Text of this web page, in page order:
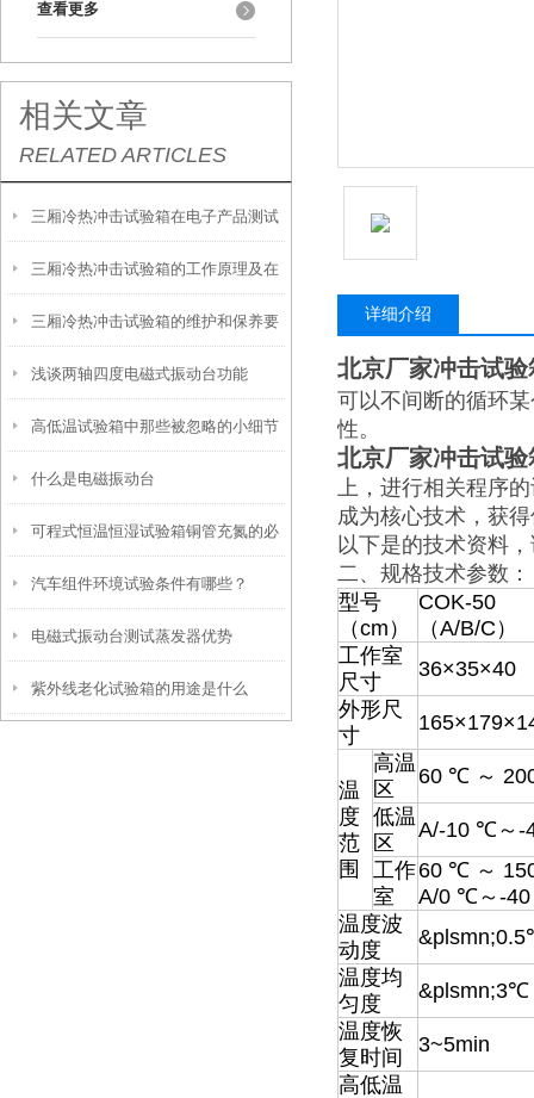
查看更多
相关文章
RELATED ARTICLES
三厢冷热冲击试验箱在电子产品测试
中的应用
三厢冷热冲击试验箱的工作原理及在
航空领域的应用
三厢冷热冲击试验箱的维护和保养要
点
浅谈两轴四度电磁式振动台功能
高低温试验箱中那些被忽略的小细节
什么是电磁振动台
可程式恒温恒湿试验箱铜管充氮的必
要性
汽车组件环境试验条件有哪些？
电磁式振动台测试蒸发器优势
紫外线老化试验箱的用途是什么
详细介绍
北京厂家冲击试验
可以不间断的循环
性。
北京厂家冲击试验
上，进行相关程序
成为核心技术，获
以下是的技术资料
二、 规格技术参数：
型号
（cm）
COK-50
（A/B/C）
工作室
尺寸
36×35×40
外形尺
寸
温
度
范
围
高温
区
60 ℃ ～
低温
区
A/-10 ℃～
工作
室
60 ℃ ～
A/0 ℃～-
温度波
动度
温度均
匀度
&plsmn;3℃
温度恢
复时间
3~5min
高低温